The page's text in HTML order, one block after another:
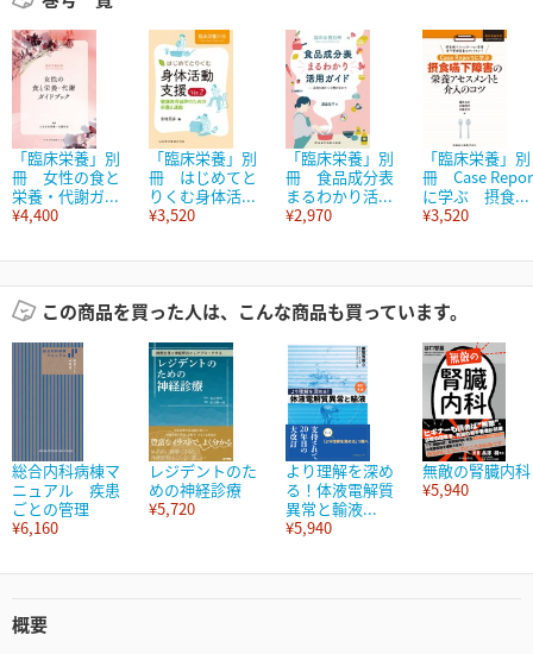
「臨床栄養」別
冊 女性の食と
栄養・代謝ガ...
¥4,400
「臨床栄養」別
冊 はじめてと
りくむ身体活...
¥3,520
「臨床栄養」別
冊 食品成分表
まるわかり活...
¥2,970
「臨床栄養」別
冊 Case
に学ぶ 摂食...
¥3,520
この商品を買った人は、こんな商品も買っています。
総合内科病棟マ
ニュアル 疾患
ごとの管理
¥6,160
レジデントのた
めの神経診療
¥5,720
より理解を深め
る！体液電解質
異常と輸液...
¥5,940
無敵の腎臓内科
¥5,940
概要